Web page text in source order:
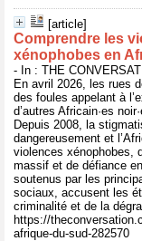
[article]
Comprendre les
xénophobes en
- In : THE
En avril 2026, les rues
des foules appelant à
d’autres Africain·es
Depuis 2008, la
dangereusement et
violences xénophobes,
massif et de défiance
soutenus par les
sociaux, accusent les
criminalité et de la
https://
afrique-du-sud-282570